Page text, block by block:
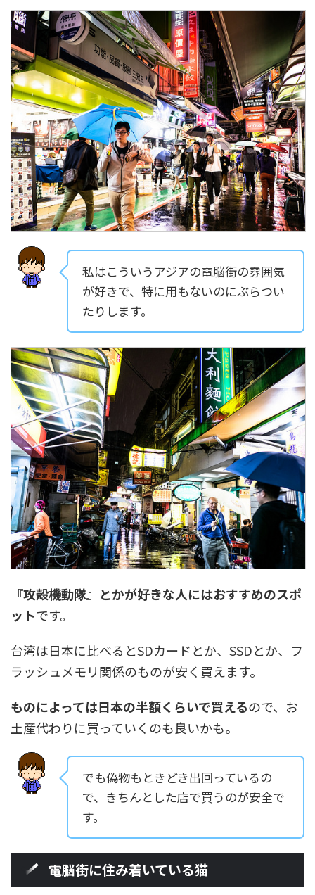
私はこういうアジアの電脳街の雰囲気
が好きで、特に用もないのにぶらつい
たりします。
『攻殻機動隊』とかが好きな人にはおすすめのスポ
ットです。
台湾は日本に比べるとSDカードとか、SSDとか、フ
ラッシュメモリ関係のものが安く買えます。
ものによっては日本の半額くらいで買えるので、お
土産代わりに買っていくのも良いかも。
でも偽物もときどき出回っているの
で、きちんとした店で買うのが安全で
す。
電脳街に住み着いている猫